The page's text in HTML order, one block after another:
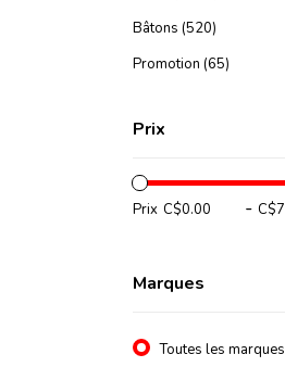
Bâtons (520)
Promotion (65)
Prix
Prix -
Marques
Toutes les marques